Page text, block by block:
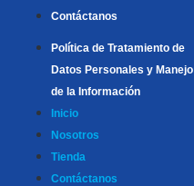
Contáctanos
Política de Tratamiento de
Datos Personales y Manejo
de la Información
Inicio
Nosotros
Tienda
Contáctanos